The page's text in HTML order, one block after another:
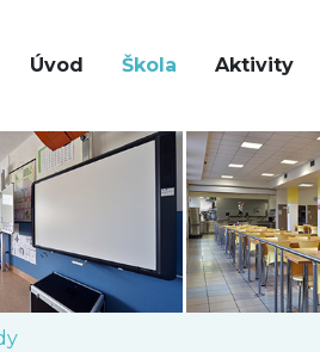
Úvod Škola Aktivity